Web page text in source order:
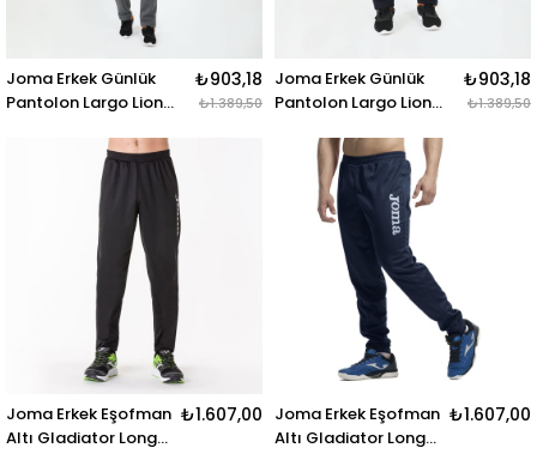
Joma Erkek Günlük
Pantolon Largo Lion
₺903,18
₺1.389,50
Joma Erkek Günlük
Pantolon Largo Lion
LARGO LION
₺903,18
₺1.389,50
Joma Erkek Eşofman
Altı Gladiator Long
₺1.607,00
Joma Erkek Eşofman
Altı Gladiator Long
₺1.607,00